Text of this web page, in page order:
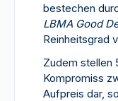
bestechen
LBMA Good
Reinheitsgrad
Zudem stellen
Kompromiss
Aufpreis dar,